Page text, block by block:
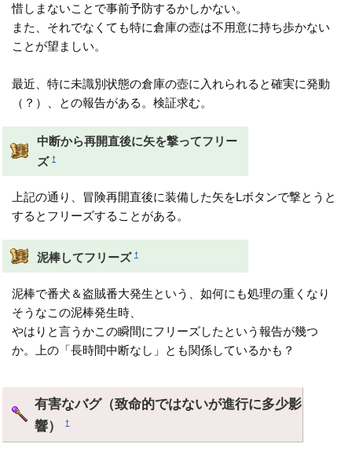
惜しまないことで事前予防するかしかない。
また、それでなくても特に倉庫の壺は不用意に持ち歩かない
ことが望ましい。
最近、特に未識別状態の倉庫の壺に入れられると確実に発動
（？）、との報告がある。検証求む。
中断から再開直後に矢を撃ってフリー
ズ †
上記の通り、冒険再開直後に装備した矢をLボタンで撃とうと
するとフリーズすることがある。
泥棒してフリーズ †
泥棒で番犬＆盗賊番大発生という、如何にも処理の重くなり
そうなこの泥棒発生時、
やはりと言うかこの瞬間にフリーズしたという報告が幾つ
か。上の「長時間中断なし」とも関係しているかも？
有害なバグ（致命的ではないが進行に多少影
響）†